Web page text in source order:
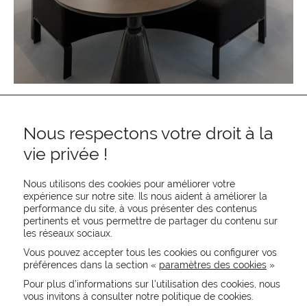
REJOIGNEZ-NOUS
CONTACTEZ-NOUS
NEWSLETTER
Recevez les actualités MOORE en exclusivité
Nous respectons votre droit à la
vie privée !
Nous utilisons des cookies pour améliorer votre
expérience sur notre site. Ils nous aident à améliorer la
performance du site, à vous présenter des contenus
pertinents et vous permettre de partager du contenu sur
les réseaux sociaux.
Vous pouvez accepter tous les cookies ou configurer vos
préférences dans la section « paramètres des cookies »
Pour plus d’informations sur l’utilisation des cookies, nous
vous invitons à consulter notre politique de cookies.